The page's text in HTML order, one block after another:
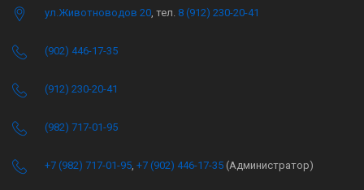
ул.Животноводов 20, тел. 8 (912) 230-20-41
(902) 446-17-35
(912) 230-20-41
(982) 717-01-95
+7 (982) 717-01-95, +7 (902) 446-17-35 (Администратор)